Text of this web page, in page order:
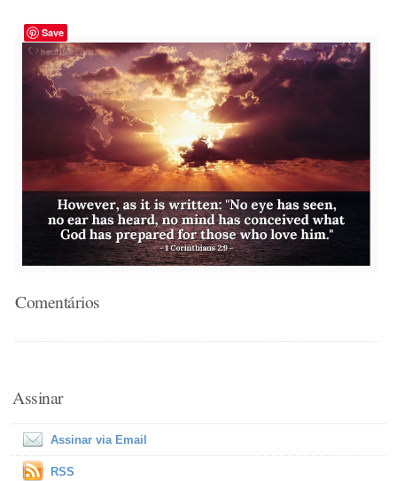
Save
Comentários
Assinar
Assinar via Email
RSS